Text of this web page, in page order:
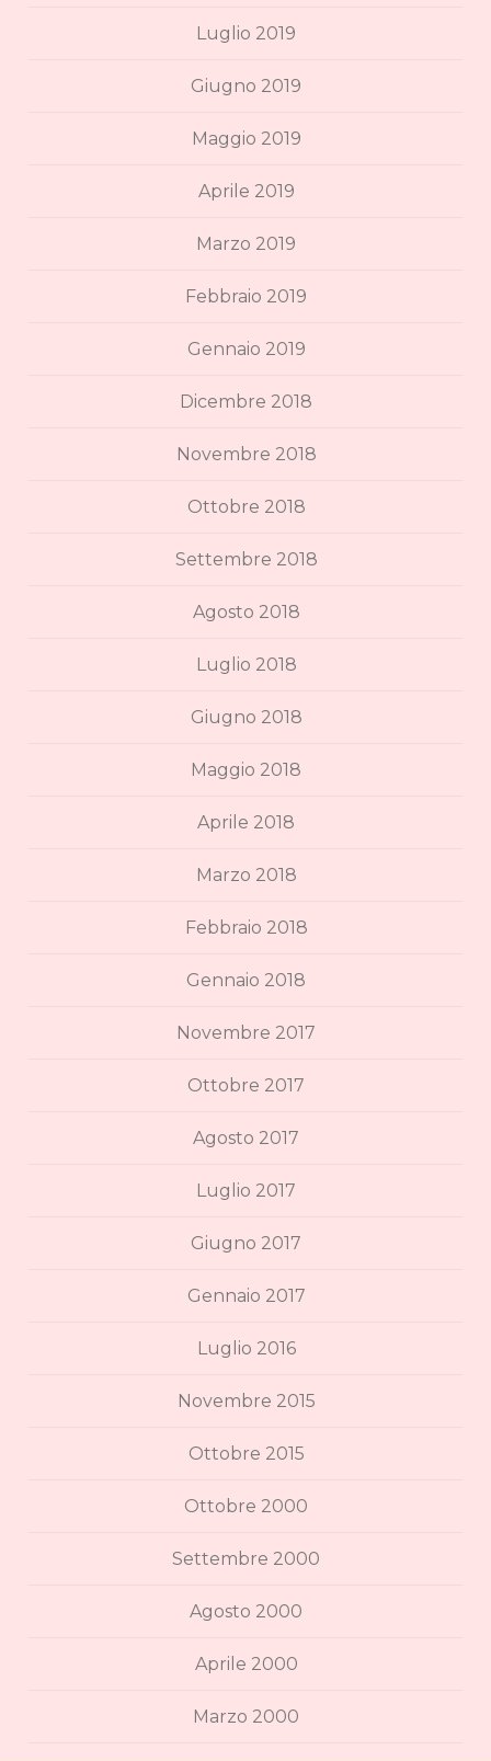
Luglio 2019
Giugno 2019
Maggio 2019
Aprile 2019
Marzo 2019
Febbraio 2019
Gennaio 2019
Dicembre 2018
Novembre 2018
Ottobre 2018
Settembre 2018
Agosto 2018
Luglio 2018
Giugno 2018
Maggio 2018
Aprile 2018
Marzo 2018
Febbraio 2018
Gennaio 2018
Novembre 2017
Ottobre 2017
Agosto 2017
Luglio 2017
Giugno 2017
Gennaio 2017
Luglio 2016
Novembre 2015
Ottobre 2015
Ottobre 2000
Settembre 2000
Agosto 2000
Aprile 2000
Marzo 2000